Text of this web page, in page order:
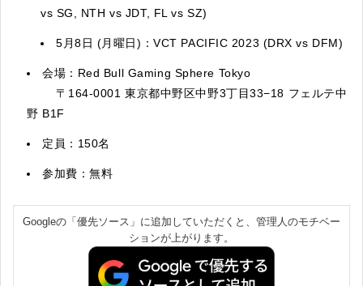
vs SG, NTH vs JDT, FL vs SZ)
5月8日 (月曜日)：VCT PACIFIC 2023 (DRX vs DFM)
会場：Red Bull Gaming Sphere Tokyo
〒164-0001 東京都中野区中野3丁目33−18 フェルテ中
野 B1F
定員：150名
参加費：無料
Googleの「優先ソース」に追加していただくと、管理人のモチベー
ションが上がります。